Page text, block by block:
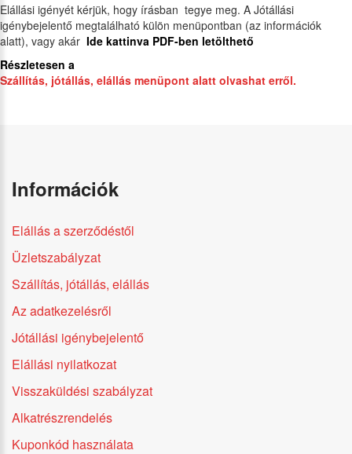
Elállási igényét kérjük, hogy írásban tegye meg. A Jótállási
igénybejelentő megtalálható külön menüpontban (az információk
alatt), vagy akár Ide kattinva PDF-ben letölthető
Részletesen a
Szállítás, jótállás, elállás menüpont alatt olvashat erről.
Információk
Elállás a szerződéstől
Üzletszabályzat
Szállítás, jótállás, elállás
Az adatkezelésről
Jótállási igénybejelentő
Elállási nyilatkozat
Visszaküldési szabályzat
Alkatrészrendelés
Kuponkód használata